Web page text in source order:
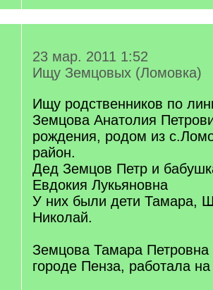
23 мар. 2011 1:52
Ищу Земцовых (Ломовка)
Ищу родственников по
Земцова Анатолия
рождения, родом из
район.
Дед Земцов Петр и
Евдокия Лукьяновна
У них были дети Тамара,
Николай.
Земцова Тамара
городе Пенза, работала